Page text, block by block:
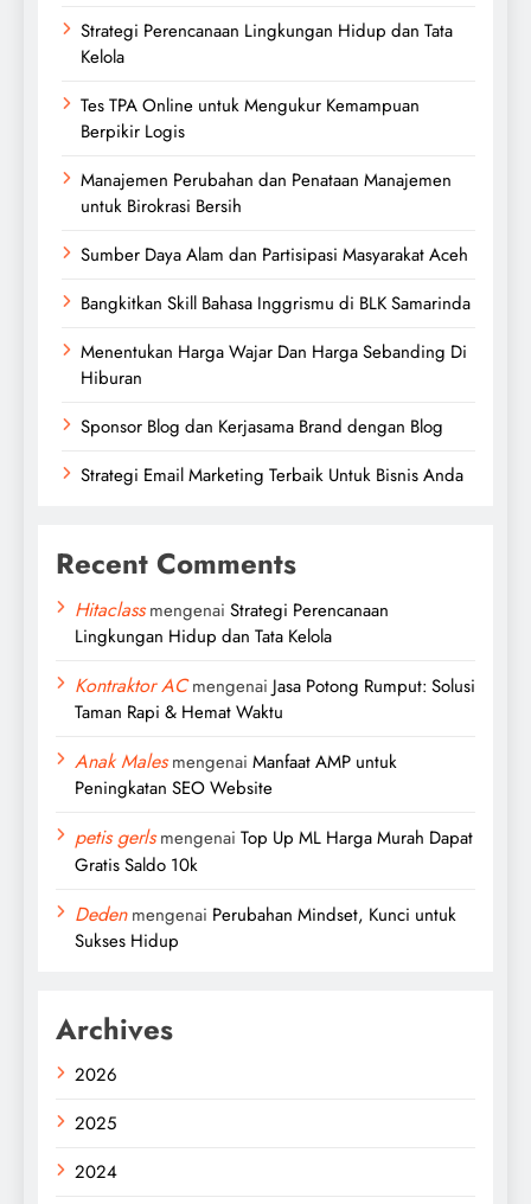
Strategi Perencanaan Lingkungan Hidup dan Tata
Kelola
Tes TPA Online untuk Mengukur Kemampuan
Berpikir Logis
Manajemen Perubahan dan Penataan Manajemen
untuk Birokrasi Bersih
Sumber Daya Alam dan Partisipasi Masyarakat Aceh
Bangkitkan Skill Bahasa Inggrismu di BLK Samarinda
Menentukan Harga Wajar Dan Harga Sebanding Di
Hiburan
Sponsor Blog dan Kerjasama Brand dengan Blog
Strategi Email Marketing Terbaik Untuk Bisnis Anda
Recent Comments
Hitaclassmengenai Strategi Perencanaan
Lingkungan Hidup dan Tata Kelola
Kontraktor ACmengenai Jasa Potong Rumput: Solusi
Taman Rapi & Hemat Waktu
Anak Malesmengenai Manfaat AMP untuk
Peningkatan SEO Website
petis gerlsmengenai Top Up ML Harga Murah Dapat
Gratis Saldo 10k
Dedenmengenai Perubahan Mindset, Kunci untuk
Sukses Hidup
Archives
2026
2025
2024